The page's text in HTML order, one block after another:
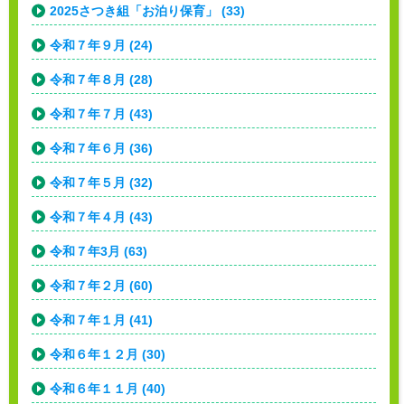
2025さつき組「お泊り保育」 (33)
令和７年９月 (24)
令和７年８月 (28)
令和７年７月 (43)
令和７年６月 (36)
令和７年５月 (32)
令和７年４月 (43)
令和７年3月 (63)
令和７年２月 (60)
令和７年１月 (41)
令和６年１２月 (30)
令和６年１１月 (40)